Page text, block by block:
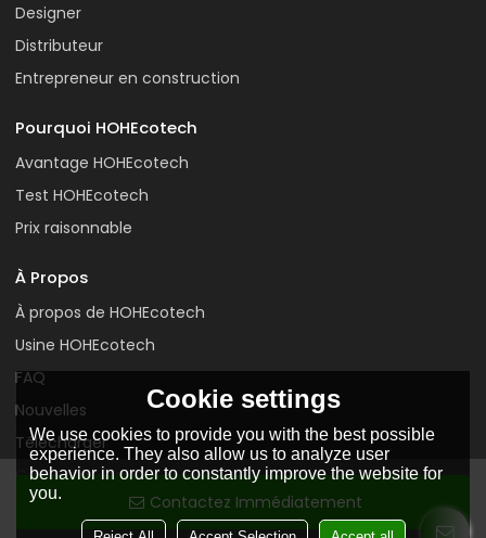
Contactez Immédiatement
Designer
Distributeur
Entrepreneur en construction
Pourquoi HOHEcotech
Avantage HOHEcotech
Test HOHEcotech
Prix raisonnable
À Propos
À propos de HOHEcotech
Usine HOHEcotech
FAQ
Nouvelles
Télécharger
Contactez-nous
Cookie settings
We use cookies to provide you with the best possible
experience. They also allow us to analyze user
behavior in order to constantly improve the website for
you.